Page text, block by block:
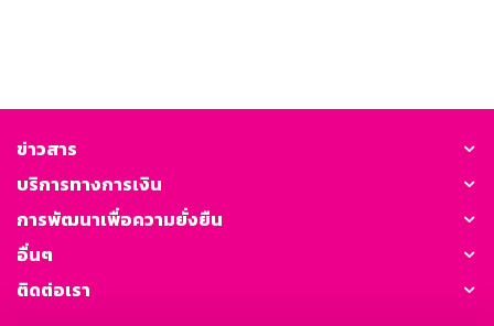
ข่าวสาร
บริการทางการเงิน
การพัฒนาเพื่อความยั่งยืน
อื่นๆ
ติดต่อเรา